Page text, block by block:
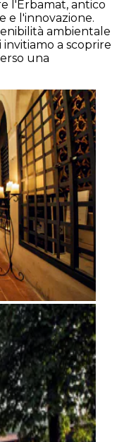
l'Erbamat, antico
e l'innovazione.
ambientale
a scoprire
una